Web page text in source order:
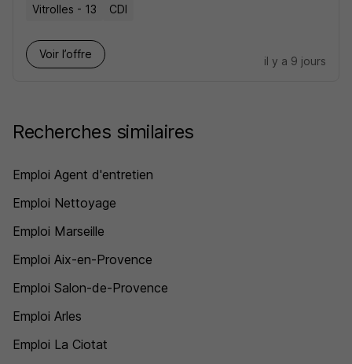
Vitrolles - 13 CDI
Voir l’offre
il y a 9 jours
Recherches similaires
Emploi Agent d'entretien
Emploi Nettoyage
Emploi Marseille
Emploi Aix-en-Provence
Emploi Salon-de-Provence
Emploi Arles
Emploi La Ciotat